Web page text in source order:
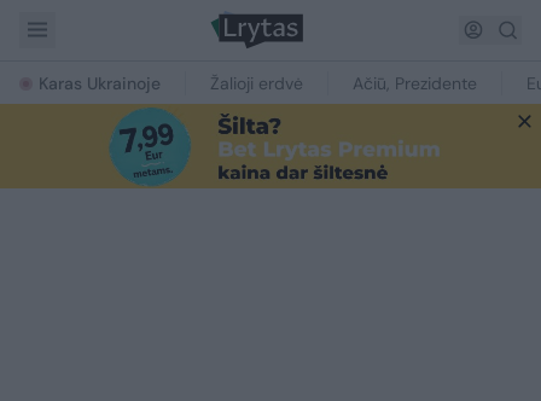
Karas Ukrainoje Žalioji erdvė Ačiū, Prezidente